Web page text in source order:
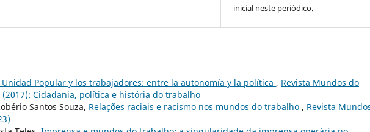
inicial neste periódico.
Unidad Popular y los trabajadores: entre la autonomía y la política , Revista Mundos do
(2017): Cidadania, política e história do trabalho
Santos Souza, Relações raciais e racismo nos mundos do trabalho , Revista